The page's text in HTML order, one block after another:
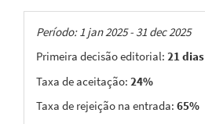
Taxas
Período: 1 jan 2025 - 31 dec 2025
Primeira decisão editorial: 21 dias
Taxa de aceitação: 24%
Taxa de rejeição na entrada: 65%